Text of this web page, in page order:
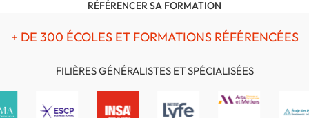
RÉFÉRENCER SA FORMATION
+ DE 300 ÉCOLES ET FORMATIONS RÉFÉRENCÉES
FILIÈRES GÉNÉRALISTES ET SPÉCIALISÉES